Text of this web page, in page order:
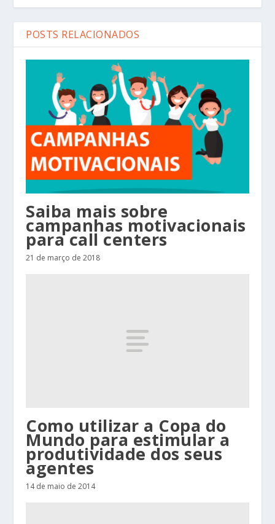
POSTS RELACIONADOS
Saiba mais sobre
campanhas motivacionais
para call centers
21 de março de 2018
Como utilizar a Copa do
Mundo para estimular a
produtividade dos seus
agentes
14 de maio de 2014